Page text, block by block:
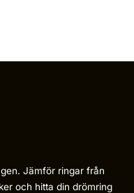
Jämför ringar från
och hitta din drömring